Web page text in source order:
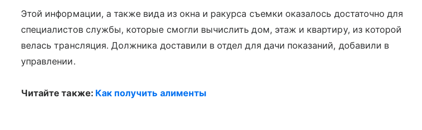
Этой информации, а также вида из окна и ракурса съемки оказалось достаточно для
специалистов службы, которые смогли вычислить дом, этаж и квартиру, из которой
велась трансляция. Должника доставили в отдел для дачи показаний, добавили в
управлении.
Читайте также: Как получить алименты